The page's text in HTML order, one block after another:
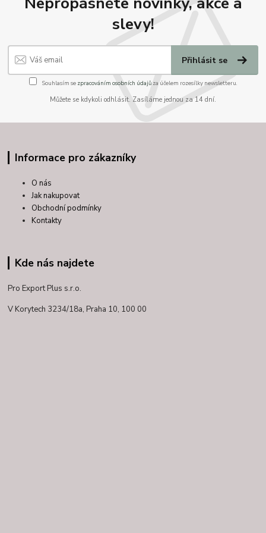
slevy!
Přihlásit se
Souhlasím se zpracováním osobních údajůza účelem rozesílky newsletteru.
Můžete se kdykoli odhlásit. Zasíláme jednou za 14 dní.
Informace pro zákazníky
O nás
Jak nakupovat
Obchodní podmínky
Kontakty
Kde nás najdete
Pro Export Plus s.r.o.
V Korytech 3234/18a, Praha 10, 100 00